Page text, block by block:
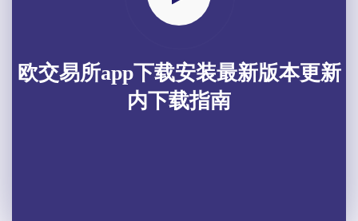
欧交易所app下载安装最新版本更新
内下载指南